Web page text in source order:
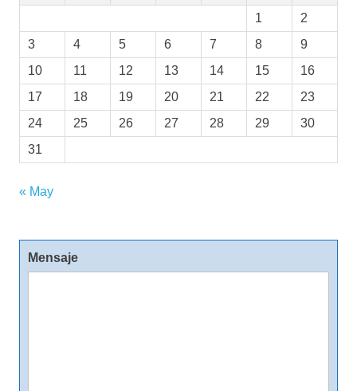
1
2
3
4 5 6 7 8
9
10
11 12 13 14 15
16
17
18 19 20 21 22
23
24
25 26 27 28 29
30
31
« May
Mensaje